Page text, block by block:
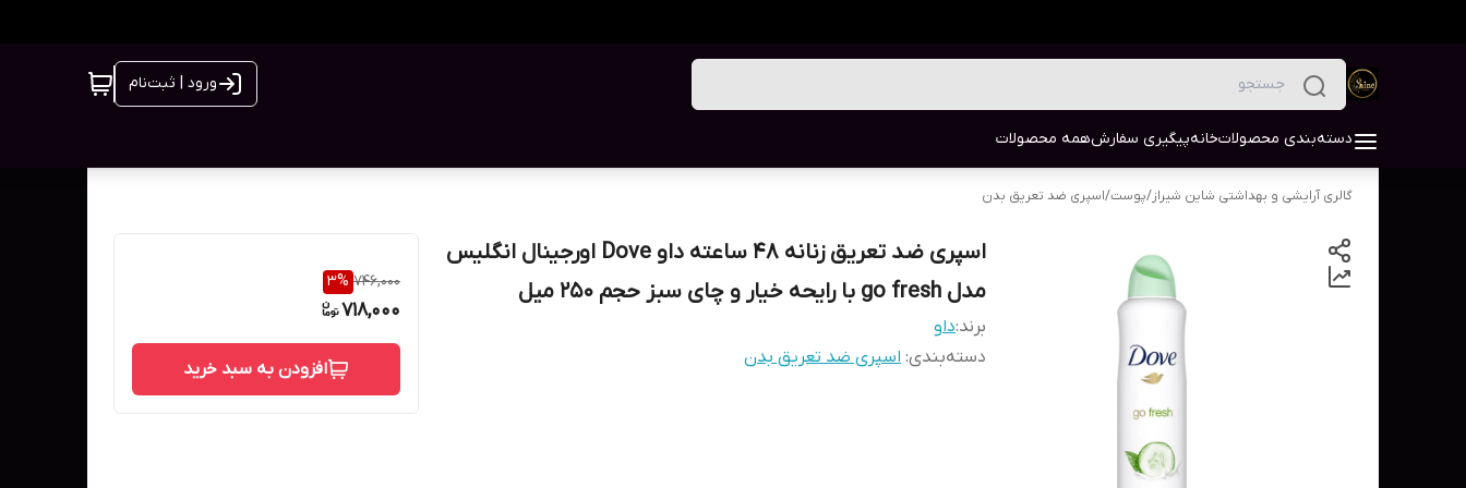
ورود | ثبت‌نام
دسته‌بندی محصولاتخانهپیگیری سفارشهمه محصولات
گالری آرایشی و بهداشتی شاین شیراز/پوست/اسپری ضد تعریق بدن
اسپری ضد تعریق زنانه ۴۸ ساعته داو Dove اورجینال انگلیس
مدل go fresh با رایحه خیار و چای سبز حجم ۲۵۰ میل
برند:داو
دسته‌بندی: اسپری ضد تعریق بدن
746,000
3%
718,000
افزودن به سبد خرید